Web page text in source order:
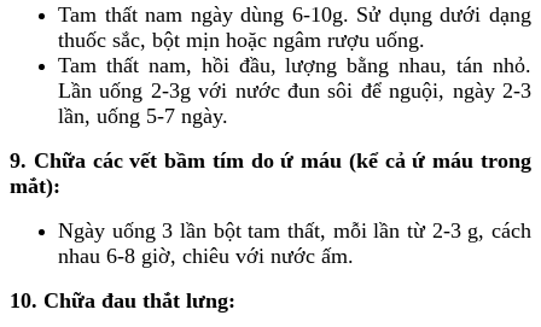
Tam thất nam ngày dùng 6-10g. Sử dụng dưới dạng
thuốc sắc, bột mịn hoặc ngâm rượu uống.
Tam thất nam, hồi đầu, lượng bằng nhau, tán nhỏ.
Lần uống 2-3g với nước đun sôi để nguội, ngày 2-3
lần, uống 5-7 ngày.
9. Chữa các vết bầm tím do ứ máu (kể cả ứ máu trong
mắt):
Ngày uống 3 lần bột tam thất, mỗi lần từ 2-3 g, cách
nhau 6-8 giờ, chiêu với nước ấm.
10. Chữa đau thắt lưng: